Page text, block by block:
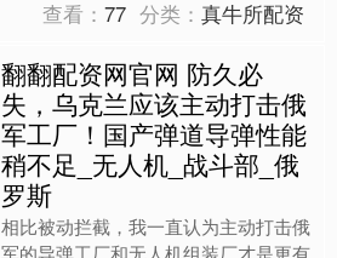
查看：77 分类：真牛所配资
翻翻配资网官网 防久必
失，乌克兰应该主动打击俄
军工厂！国产弹道导弹性能
稍不足_无人机_战斗部_俄
罗斯
相比被动拦截，我一直认为主动打击俄
军的导弹工厂和无人机组装厂才是更有